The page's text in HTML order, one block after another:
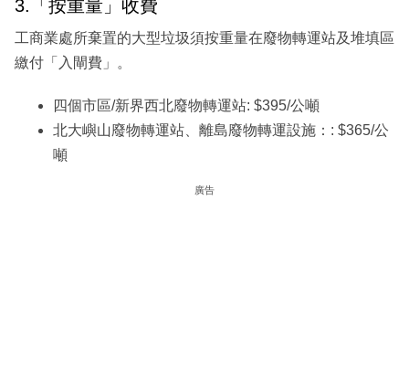
3.「按重量」收費
工商業處所棄置的大型垃圾須按重量在廢物轉運站及堆填區
繳付「入閘費」。
四個市區/新界西北廢物轉運站: $395/公噸
北大嶼山廢物轉運站、離島廢物轉運設施：: $365/公
噸
廣告